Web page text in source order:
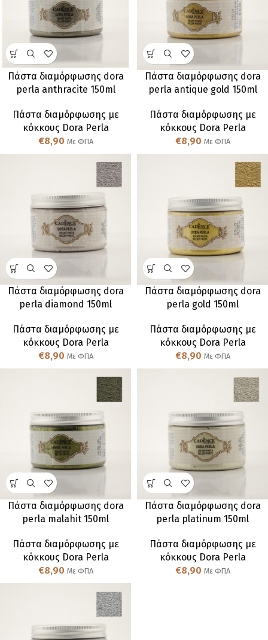
Πάστα διαμόρφωσης dora
perla anthracite 150ml
Πάστα διαμόρφωσης με
κόκκους Dora Perla
€8,90 Με ΦΠΑ
Πάστα διαμόρφωσης dora
perla antique gold 150ml
Πάστα διαμόρφωσης με
κόκκους Dora Perla
€8,90 Με ΦΠΑ
Πάστα διαμόρφωσης dora
perla diamond 150ml
Πάστα διαμόρφωσης με
κόκκους Dora Perla
€8,90 Με ΦΠΑ
Πάστα διαμόρφωσης dora
perla gold 150ml
Πάστα διαμόρφωσης με
κόκκους Dora Perla
€8,90 Με ΦΠΑ
Πάστα διαμόρφωσης dora
perla malahit 150ml
Πάστα διαμόρφωσης με
κόκκους Dora Perla
€8,90 Με ΦΠΑ
Πάστα διαμόρφωσης dora
perla platinum 150ml
Πάστα διαμόρφωσης με
κόκκους Dora Perla
€8,90 Με ΦΠΑ